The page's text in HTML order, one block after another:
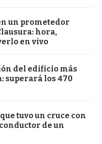
un prometedor
hora,
en vivo
del edificio más
superará los 470
tuvo un cruce con
de un